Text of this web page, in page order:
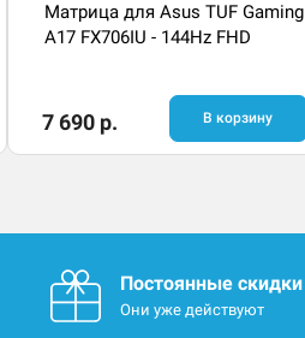
Матрица для Asus TUF Gaming
A17 FX706IU - 144Hz FHD
7 690 р. В корзину
Постоянные скидки
Они уже действуют